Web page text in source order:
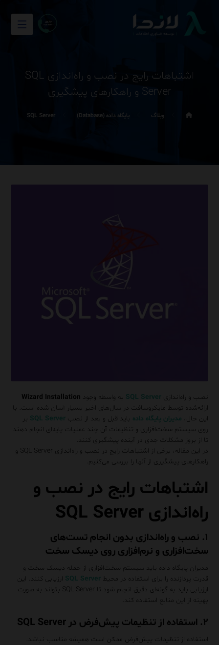
اشتباهات رایج در نصب و راه‌اندازی SQL
Server و راهکارهای پیشگیری
وبلاگ پایگاه داده (Database) SQL Server
نصب و راه‌اندازی SQL Server به واسطه وجود Wizard Installation
ارائه‌شده توسط مایکروسافت در سال‌های اخیر بسیار آسان شده است. با
این حال، مدیران پایگاه داده باید قبل و بعد از نصبSQL Server بر
روی سیستم سخت‌افزاری و تنظیمات آن چند عملیات پایه‌ای انجام دهند
تا از بروز مشکلات جدی در آینده پیشگیری کنند.
در این مقاله، برخی از اشتباهات رایج در نصب و راه‌اندازی SQL Server و
راهکارهای پیشگیری از آنها را بررسی می‌کنیم.
اشتباهات رایج در نصب و
راه‌اندازی SQL Server
۱. نصب و راه‌اندازی بدون انجام تست‌های
سخت‌افزاری و نرم‌افزاری روی دیسک سخت
مدیران پایگاه داده باید سیستم سخت‌افزاری از جمله دیسک سخت و
قدرت پردازنده را برای استفاده در محیطSQL Server ارزیابی کنند. این
ارزیابی باید به گونه‌ای دقیق انجام شود تا SQL Server بتواند به صورت
بهینه از این منابع استفاده کند.
۲. استفاده از تنظیمات پیش‌فرض در SQL Server
استفاده از تنظیمات پیش‌فرض ممکن است همیشه مناسب نباشد.